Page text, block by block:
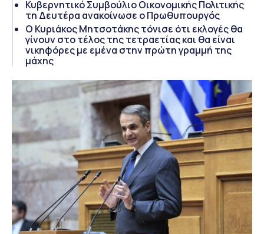
Κυβερνητικό Συμβούλιο Οικονομικής Πολιτικής
τη Δευτέρα ανακοίνωσε ο Πρωθυπουργός
Ο Κυριάκος Μητσοτάκης τόνισε ότι εκλογές θα
γίνουν στο τέλος της τετραετίας και θα είναι
νικηφόρες με εμένα στην πρώτη γραμμή της
μάχης